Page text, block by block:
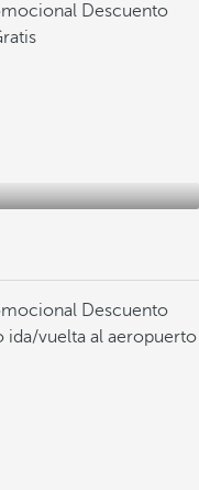
Descuento
Descuento
ida/vuelta al aeropuerto